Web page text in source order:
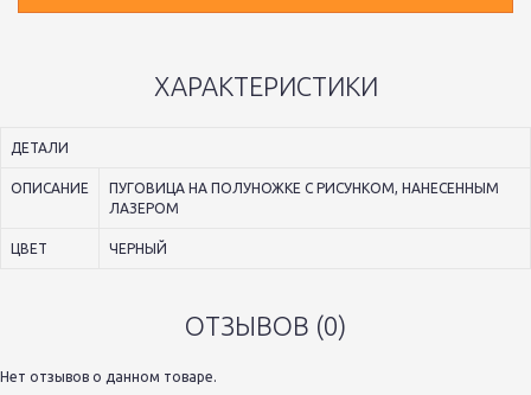
ХАРАКТЕРИСТИКИ
ДЕТАЛИ
ОПИСАНИЕ
ПУГОВИЦА НА ПОЛУНОЖКЕ С РИСУНКОМ, НАНЕСЕННЫМ
ЛАЗЕРОМ
ЦВЕТ ЧЕРНЫЙ
ОТЗЫВОВ (0)
Нет отзывов о данном товаре.